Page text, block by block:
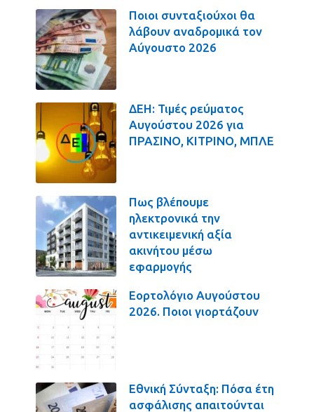
Ποιοι συνταξιούχοι θα
λάβουν αναδρομικά τον
Αύγουστο 2026
ΔΕΗ: Τιμές ρεύματος
Αυγούστου 2026 για
ΠΡΑΣΙΝΟ, ΚΙΤΡΙΝΟ, ΜΠΛΕ
Πως βλέπουμε
ηλεκτρονικά την
αντικειμενική αξία
ακινήτου μέσω
εφαρμογής
Εορτολόγιο Αυγούστου
2026. Ποιοι γιορτάζουν
Εθνική Σύνταξη: Πόσα έτη
ασφάλισης απαιτούνται